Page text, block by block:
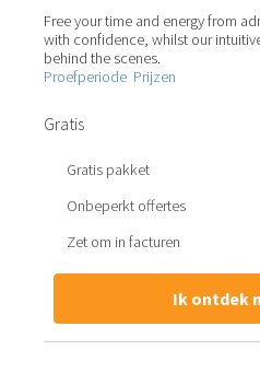
Free your time and energy from
with confidence, whilst our
behind the scenes.
Proefperiode Prijzen
Gratis
Gratis pakket
Onbeperkt offertes
Zet om in facturen
Ik ontdek